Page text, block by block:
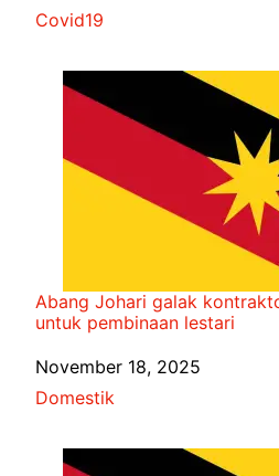
In relation to
Covid19
Abang Johari galak
untuk pembinaan lestari
Date
November 18, 2025
In relation to
Domestik